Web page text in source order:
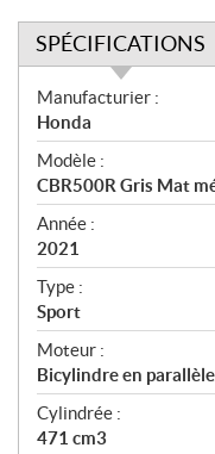
SPÉCIFICATIONS
S
p
é
c
i
f
i
c
a
t
i
o
n
s
Manufacturier :
Honda
Modèle :
CBR500R Gris Mat
Année :
2021
Type :
Sport
Moteur :
Bicylindre en
Cylindrée :
471 cm3